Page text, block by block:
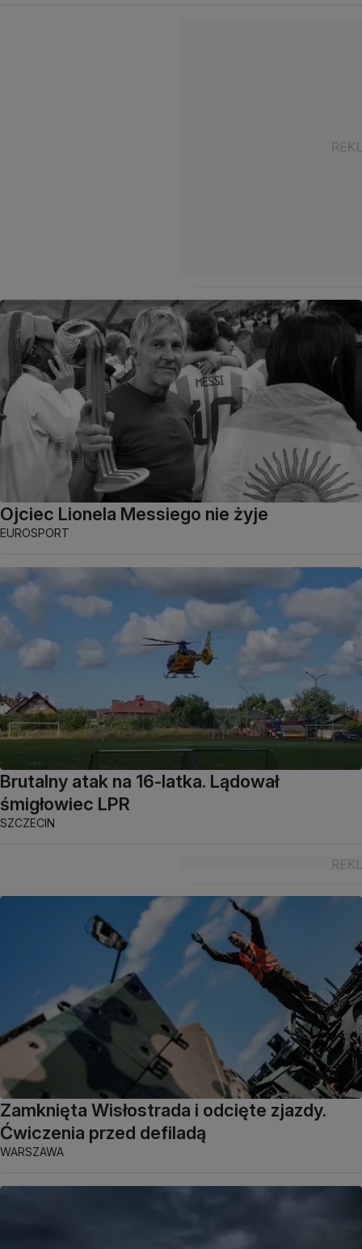
Ojciec Lionela Messiego nie żyje
EUROSPORT
Brutalny atak na 16-latka. Lądował
śmigłowiec LPR
SZCZECIN
Zamknięta Wisłostrada i odcięte zjazdy.
Ćwiczenia przed defiladą
WARSZAWA